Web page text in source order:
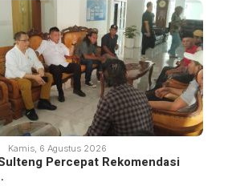
Kamis, 6 Agustus 2026
Percepat Rekomendasi